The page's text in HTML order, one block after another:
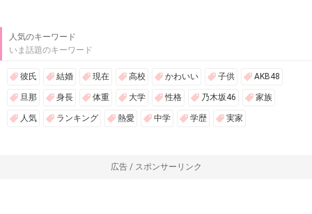
人気のキーワード
いま話題のキーワード
彼氏 結婚 現在 高校 かわいい 子供 AKB48
旦那 身長 体重 大学 性格 乃木坂46 家族
人気 ランキング 熱愛 中学 学歴 実家
広告 / スポンサーリンク